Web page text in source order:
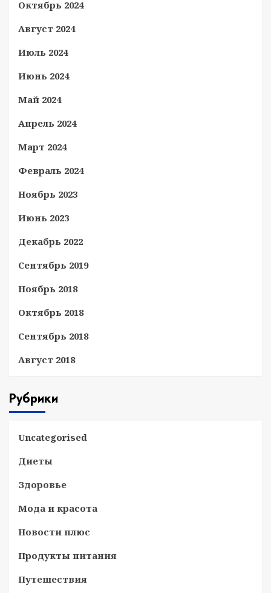
Октябрь 2024
Август 2024
Июль 2024
Июнь 2024
Май 2024
Апрель 2024
Март 2024
Февраль 2024
Ноябрь 2023
Июнь 2023
Декабрь 2022
Сентябрь 2019
Ноябрь 2018
Октябрь 2018
Сентябрь 2018
Август 2018
Рубрики
Uncategorised
Диеты
Здоровье
Мода и красота
Новости плюс
Продукты питания
Путешествия